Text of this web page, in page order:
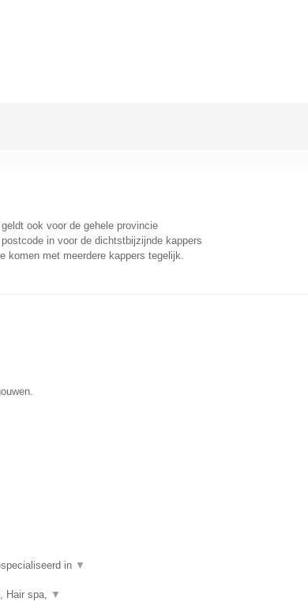
ook voor de gehele provincie
in voor de dichtstbijzijnde kappers
komen met meerdere kappers tegelijk.
in ▼
Hair spa, ▼